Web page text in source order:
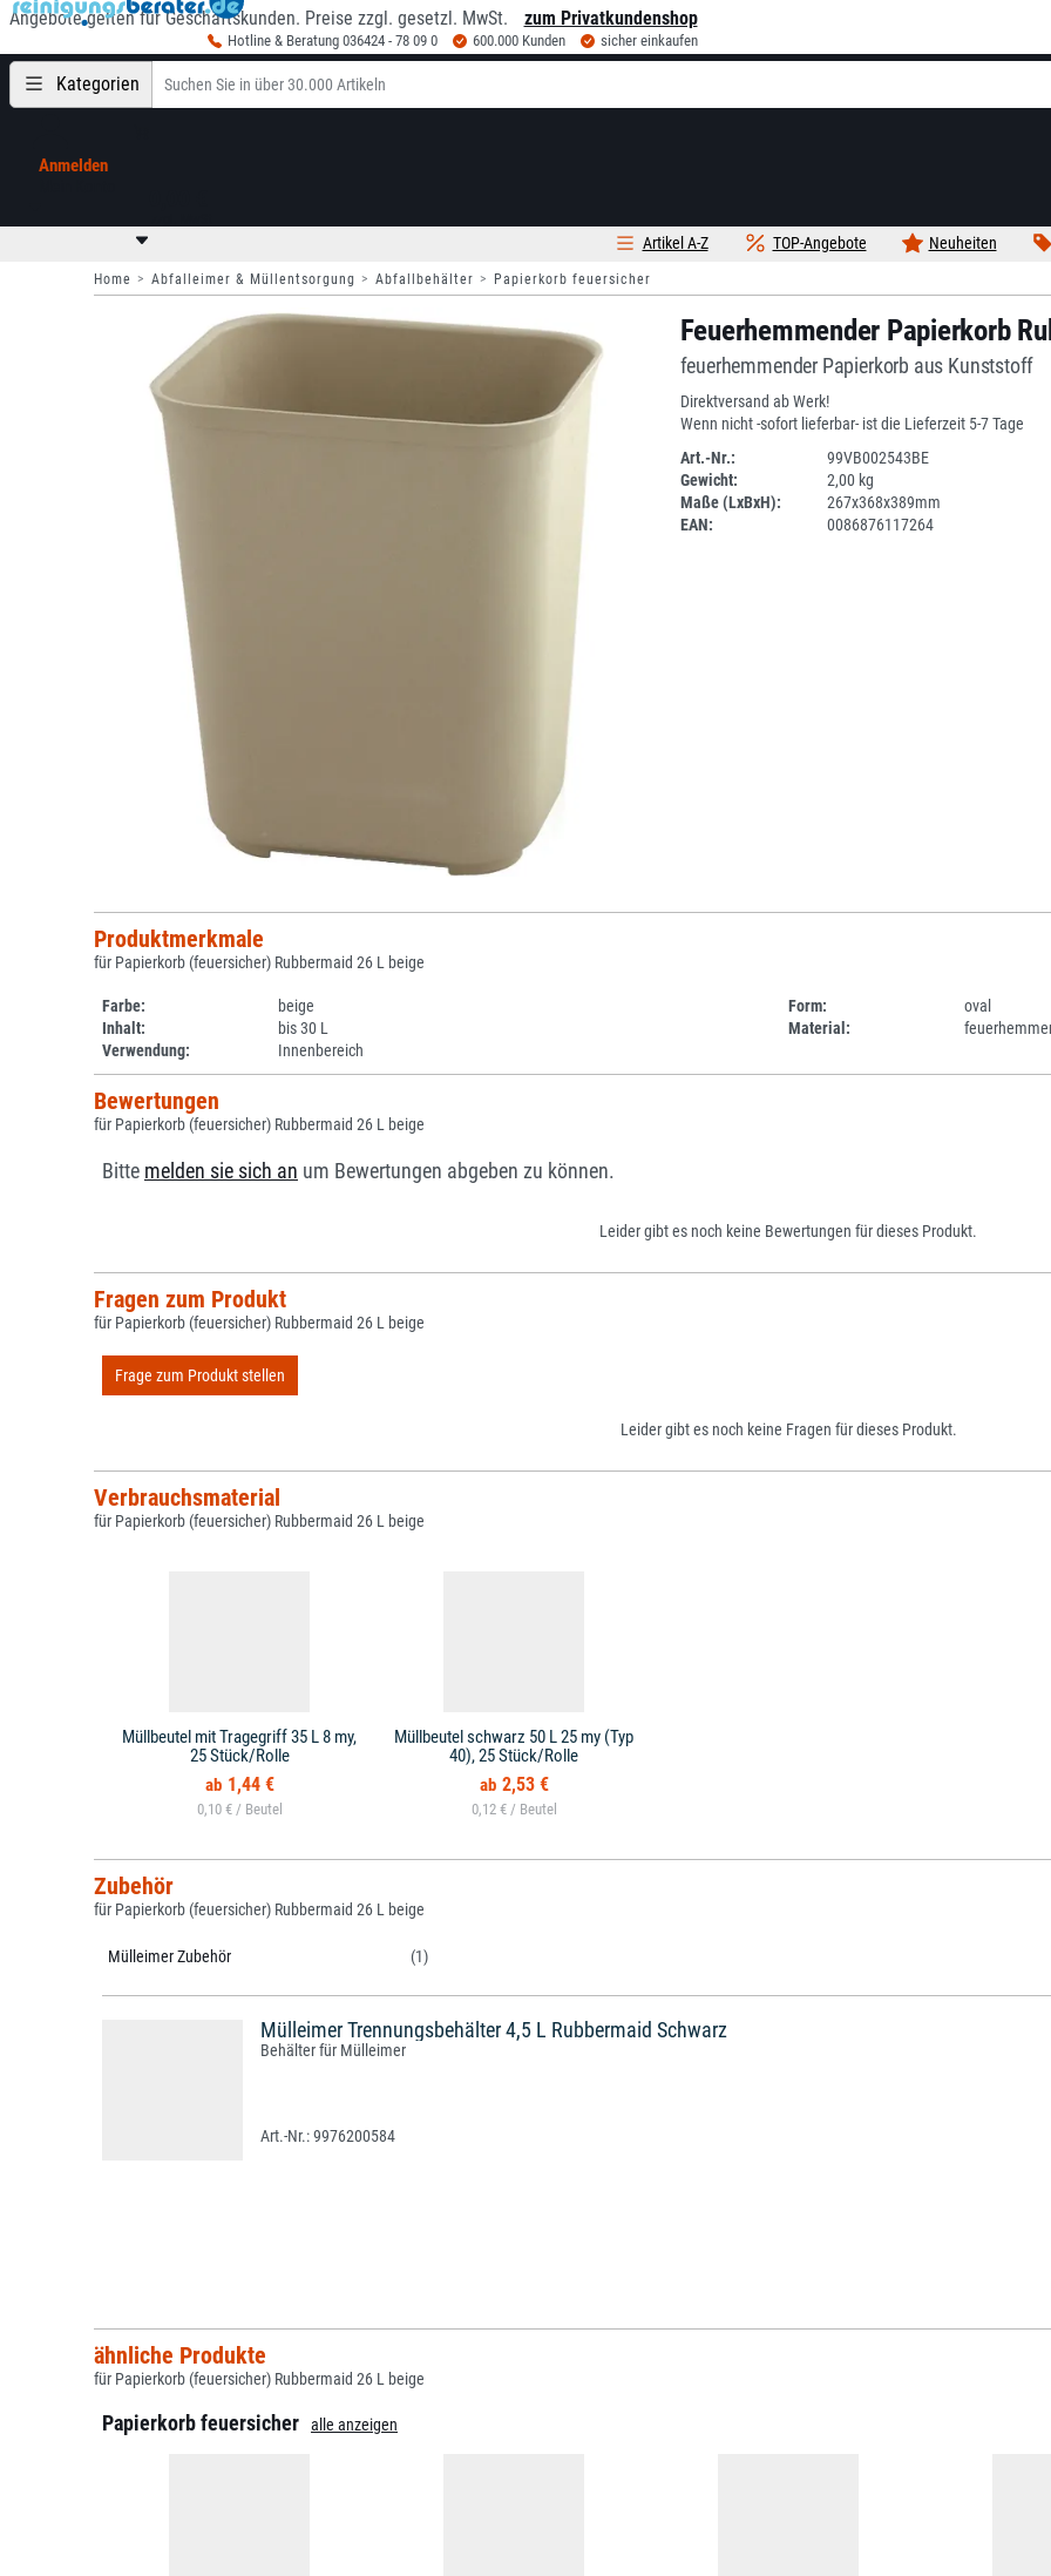
Angebote gelten für Geschäftskunden. Preise zzgl. gesetzl. MwSt. zum Privatkundenshop
Hotline & Beratung 036424 - 78 09 0 600.000 Kunden sicher einkaufen
Kategorien
Anmelden
Neuheiten
TOP-Angebote
Artikel A-Z
Home Abfalleimer & Müllentsorgung Abfallbehälter Papierkorb feuersicher
Feuerhemmender Papierkorb
feuerhemmender Papierkorb aus Kunststoff
Direktversand ab Werk!
Wenn nicht -sofort lieferbar- ist die Lieferzeit 5-7 Tage
Art.-Nr.:
99VB002543BE
Gewicht:
2,00 kg
Maße (LxBxH):
267x368x389mm
EAN:
0086876117264
Produktmerkmale
für Papierkorb (feuersicher) Rubbermaid 26 L beige
Farbe: beige Form:
oval
Inhalt:
bis 30 L Material:
Verwendung:
Innenbereich
Bewertungen
für Papierkorb (feuersicher) Rubbermaid 26 L beige
Bitte melden sie sich an um Bewertungen abgeben zu können.
Leider gibt es noch keine Bewertungen für dieses Produkt.
Fragen zum Produkt
für Papierkorb (feuersicher) Rubbermaid 26 L beige
Frage zum Produkt stellen
Leider gibt es noch keine Fragen für dieses Produkt.
Verbrauchsmaterial
für Papierkorb (feuersicher) Rubbermaid 26 L beige
Müllbeutel mit Tragegriff 35 L 8 my,
25 Stück/Rolle
1,44 €
0,10 € /
Müllbeutel schwarz 50 L 25 my (Typ
40), 25 Stück/Rolle
2,53 €
0,12 € /
Zubehör
für Papierkorb (feuersicher) Rubbermaid 26 L beige
Mülleimer Zubehör (1)
Mülleimer Trennungsbehälter 4,5 L Rubbermaid Schwarz
Behälter für Mülleimer
9976200584
ähnliche Produkte
für Papierkorb (feuersicher) Rubbermaid 26 L beige
Papierkorb feuersicher alle anzeigen